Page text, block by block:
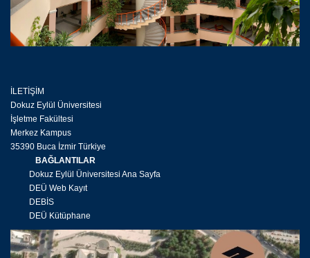
İLETİŞİM
Dokuz Eylül Üniversitesi
İşletme Fakültesi
Merkez Kampus
35390 Buca İzmir Türkiye
BAĞLANTILAR
Dokuz Eylül Üniversitesi Ana Sayfa
DEÜ Web Kayıt
DEBİS
DEÜ Kütüphane